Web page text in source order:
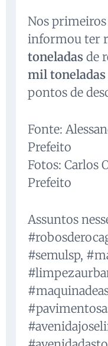
Nos primeiros
informou ter
toneladas de
mil toneladas
pontos de
Fonte:
Prefeito
Fotos: Carlos
Prefeito
Assuntos
#semulsp,